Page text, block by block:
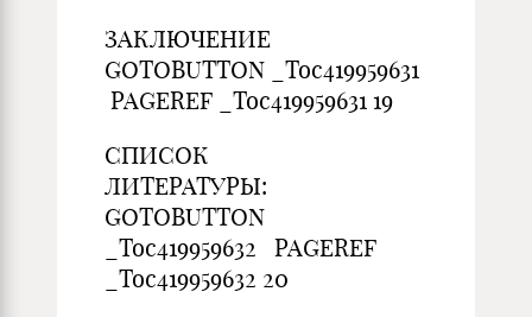
GOTOBUTTON _Toc419959631
PAGEREF _Toc419959631 19
СПИСОК
GOTOBUTTON
_Toc419959632 PAGEREF
_Toc419959632 20